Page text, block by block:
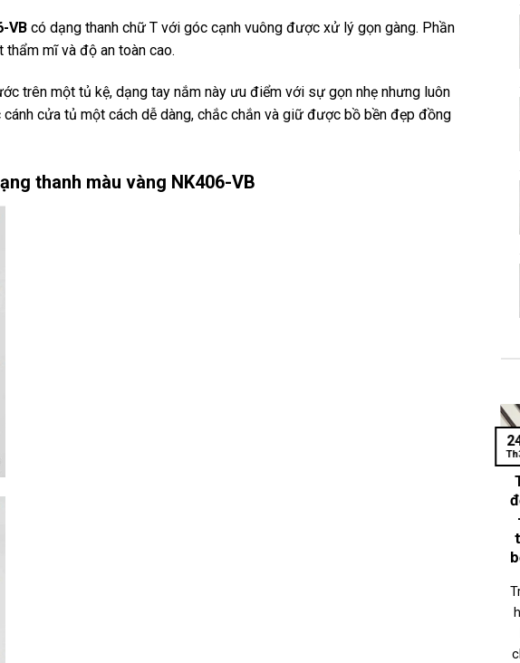
VB có dạng thanh chữ T với góc cạnh vuông được xử lý gọn gàng. Phần
mĩ và độ an toàn cao.
trên một tủ kệ, dạng tay nắm này ưu điểm với sự gọn nhẹ nhưng luôn
cửa tủ một cách dễ dàng, chắc chắn và giữ được bồ bền đẹp đồng
thanh màu vàng NK406-VB
Hướng dẫn
sử dụng tay